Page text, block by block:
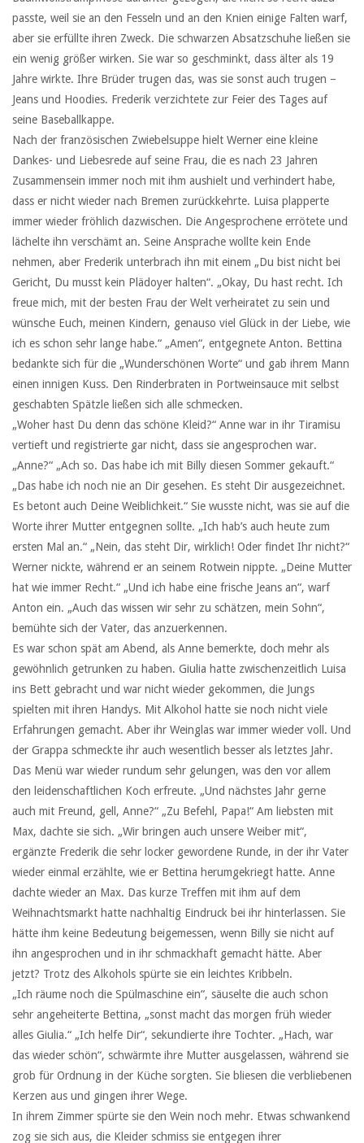
passte, weil sie an den Fesseln und an den Knien einige Falten warf,
aber sie erfüllte ihren Zweck. Die schwarzen Absatzschuhe ließen sie
ein wenig größer wirken. Sie war so geschminkt, dass älter als 19
Jahre wirkte. Ihre Brüder trugen das, was sie sonst auch trugen –
Jeans und Hoodies. Frederik verzichtete zur Feier des Tages auf
seine Baseballkappe.
Nach der französischen Zwiebelsuppe hielt Werner eine kleine
Dankes- und Liebesrede auf seine Frau, die es nach 23 Jahren
Zusammensein immer noch mit ihm aushielt und verhindert habe,
dass er nicht wieder nach Bremen zurückkehrte. Luisa plapperte
immer wieder fröhlich dazwischen. Die Angesprochene errötete und
lächelte ihn verschämt an. Seine Ansprache wollte kein Ende
nehmen, aber Frederik unterbrach ihn mit einem „Du bist nicht bei
Gericht, Du musst kein Plädoyer halten“. „Okay, Du hast recht. Ich
freue mich, mit der besten Frau der Welt verheiratet zu sein und
wünsche Euch, meinen Kindern, genauso viel Glück in der Liebe, wie
ich es schon sehr lange habe.“ „Amen“, entgegnete Anton. Bettina
bedankte sich für die „Wunderschönen Worte“ und gab ihrem Mann
einen innigen Kuss. Den Rinderbraten in Portweinsauce mit selbst
geschabten Spätzle ließen sich alle schmecken.
„Woher hast Du denn das schöne Kleid?“ Anne war in ihr Tiramisu
vertieft und registrierte gar nicht, dass sie angesprochen war.
„Anne?“ „Ach so. Das habe ich mit Billy diesen Sommer gekauft.“
„Das habe ich noch nie an Dir gesehen. Es steht Dir ausgezeichnet.
Es betont auch Deine Weiblichkeit.“ Sie wusste nicht, was sie auf die
Worte ihrer Mutter entgegnen sollte. „Ich hab’s auch heute zum
ersten Mal an.“ „Nein, das steht Dir, wirklich! Oder findet Ihr nicht?“
Werner nickte, während er an seinem Rotwein nippte. „Deine Mutter
hat wie immer Recht.“ „Und ich habe eine frische Jeans an“, warf
Anton ein. „Auch das wissen wir sehr zu schätzen, mein Sohn“,
bemühte sich der Vater, das anzuerkennen.
Es war schon spät am Abend, als Anne bemerkte, doch mehr als
gewöhnlich getrunken zu haben. Giulia hatte zwischenzeitlich Luisa
ins Bett gebracht und war nicht wieder gekommen, die Jungs
spielten mit ihren Handys. Mit Alkohol hatte sie noch nicht viele
Erfahrungen gemacht. Aber ihr Weinglas war immer wieder voll. Und
der Grappa schmeckte ihr auch wesentlich besser als letztes Jahr.
Das Menü war wieder rundum sehr gelungen, was den vor allem
den leidenschaftlichen Koch erfreute. „Und nächstes Jahr gerne
auch mit Freund, gell, Anne?“ „Zu Befehl, Papa!“ Am liebsten mit
Max, dachte sie sich. „Wir bringen auch unsere Weiber mit“,
ergänzte Frederik die sehr locker gewordene Runde, in der ihr Vater
wieder einmal erzählte, wie er Bettina herumgekriegt hatte. Anne
dachte wieder an Max. Das kurze Treffen mit ihm auf dem
Weihnachtsmarkt hatte nachhaltig Eindruck bei ihr hinterlassen. Sie
hätte ihm keine Bedeutung beigemessen, wenn Billy sie nicht auf
ihn angesprochen und in ihr schmackhaft gemacht hätte. Aber
jetzt? Trotz des Alkohols spürte sie ein leichtes Kribbeln.
„Ich räume noch die Spülmaschine ein“, säuselte die auch schon
sehr angeheiterte Bettina, „sonst macht das morgen früh wieder
alles Giulia.“ „Ich helfe Dir“, sekundierte ihre Tochter. „Hach, war
das wieder schön“, schwärmte ihre Mutter ausgelassen, während sie
grob für Ordnung in der Küche sorgten. Sie bliesen die verbliebenen
Kerzen aus und gingen ihrer Wege.
In ihrem Zimmer spürte sie den Wein noch mehr. Etwas schwankend
zog sie sich aus, die Kleider schmiss sie entgegen ihrer